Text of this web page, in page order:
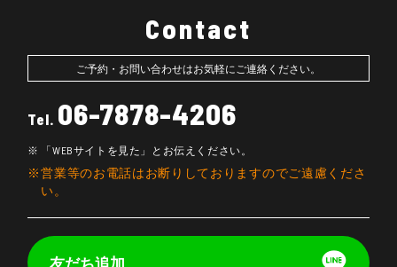
Contact
ご予約・お問い合わせはお気軽にご連絡ください。
Tel. 06-7878-4206
「WEBサイトを見た」とお伝えください。
営業等のお電話はお断りしておりますのでご遠慮くださ
い。
友だち追加